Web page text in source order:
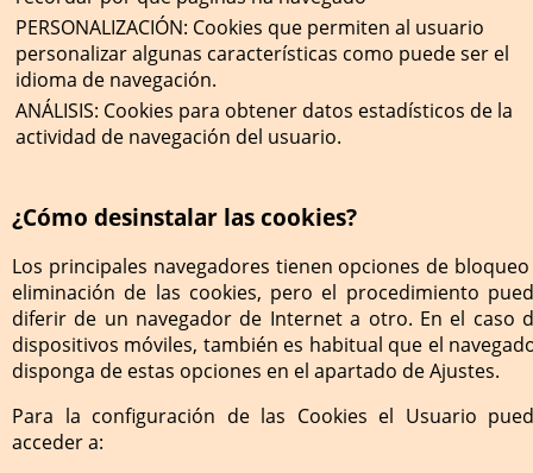
PERSONALIZACIÓN: Cookies que permiten al usuario
personalizar algunas características como puede ser el
idioma de navegación.
ANÁLISIS: Cookies para obtener datos estadísticos de la
actividad de navegación del usuario.
¿Cómo desinstalar las cookies?
Los principales navegadores tienen opciones de
eliminación de las cookies, pero el procedimiento
diferir de un navegador de Internet a otro. En el caso
dispositivos móviles, también es habitual que el
disponga de estas opciones en el apartado de Ajustes.
Para la configuración de las Cookies el Usuario
acceder a: